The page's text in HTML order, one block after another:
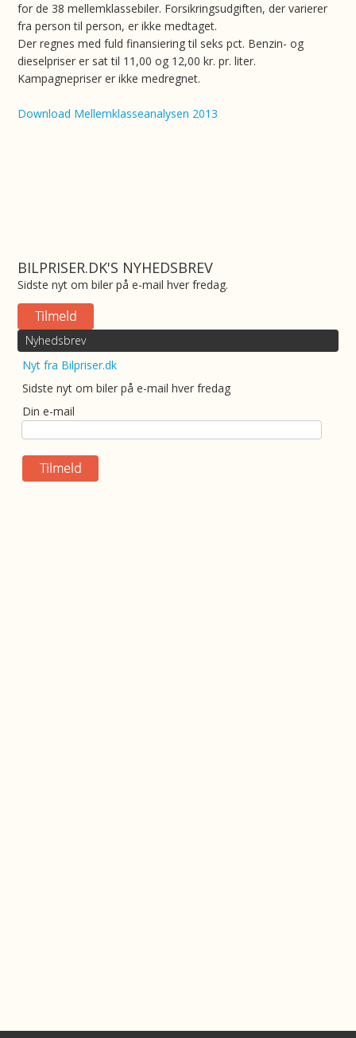
for de 38 mellemklassebiler. Forsikringsudgiften, der varierer
fra person til person, er ikke medtaget.
Der regnes med fuld finansiering til seks pct. Benzin- og
dieselpriser er sat til 11,00 og 12,00 kr. pr. liter.
Kampagnepriser er ikke medregnet.
Download Mellemklasseanalysen 2013
BILPRISER.DK'S NYHEDSBREV
Sidste nyt om biler på e-mail hver fredag.
Nyhedsbrev
Nyt fra Bilpriser.dk
Sidste nyt om biler på e-mail hver fredag
Din e-mail